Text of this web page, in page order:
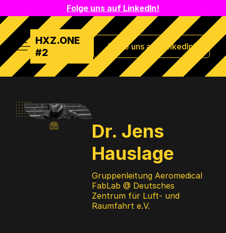
Folge uns auf LinkedIn!
Hauptmenü
HXZ.ONE
#2
Folge uns auf LinkedIn!
Soziale
Medien-
Hauslage
Dr. Jens
Hauslage
Gruppenleitung Aeromedical
FabLab @ Deutsches
Zentrum für Luft- und
Raumfahrt e.V.